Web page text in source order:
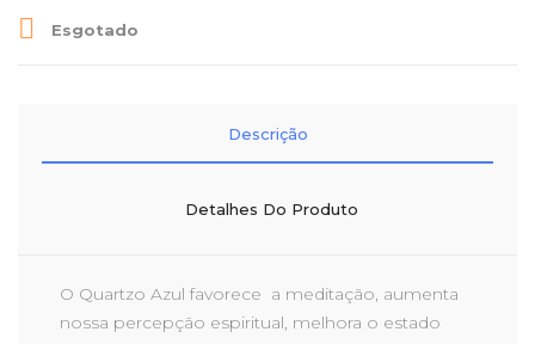
 Esgotado
Descrição
Detalhes Do Produto
O Quartzo Azul favorece a meditação, aumenta
nossa percepção espiritual, melhora o estado